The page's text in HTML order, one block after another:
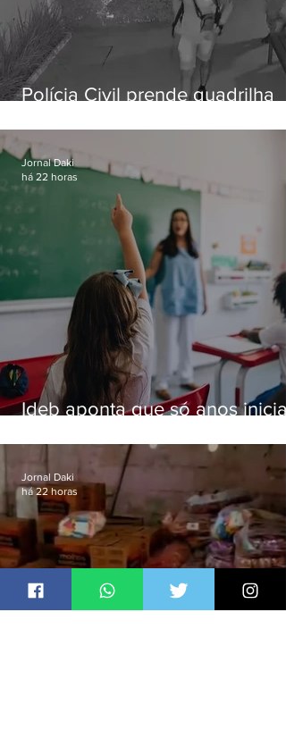
Polícia Civil prende quadrilha
residências de luxo no Rio
Ideb aponta que só anos
educação
Jornal Daki
há 22 horas
Jornal Daki
há 22 horas